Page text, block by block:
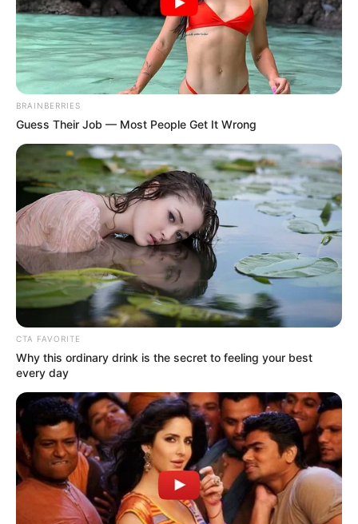
BRAINBERRIES
Guess Their Job — Most People Get It Wrong
CTA FAVORITE
Why this ordinary drink is the secret to feeling your best
every day